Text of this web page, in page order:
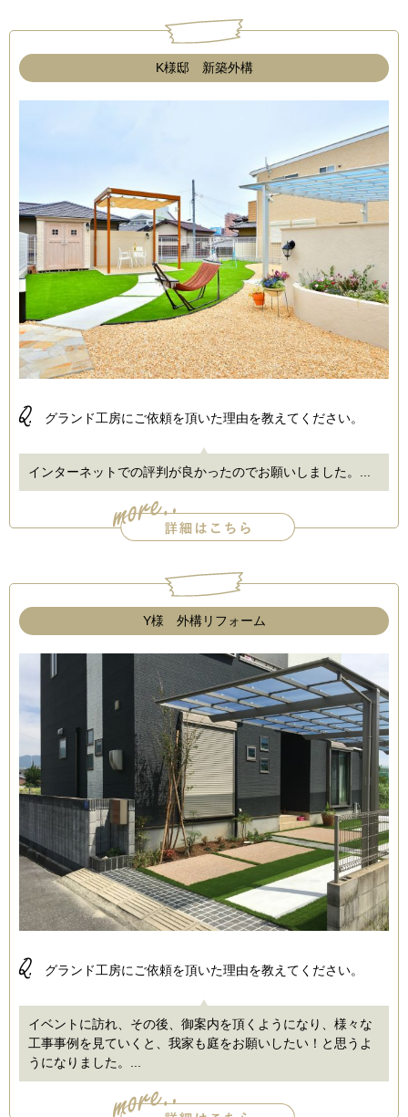
K様邸 新築外構
Q. グランド工房にご依頼を頂いた理由を教えてください。
インターネットでの評判が良かったのでお願いしました。...
Y様 外構リフォーム
Q. グランド工房にご依頼を頂いた理由を教えてください。
イベントに訪れ、その後、御案内を頂くようになり、様々な
工事事例を見ていくと、我家も庭をお願いしたい！と思うよ
うになりました。...